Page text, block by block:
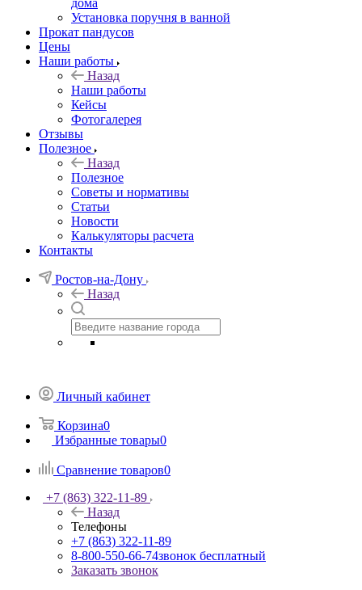
дома
Установка поручня в ванной
Прокат пандусов
Цены
Наши работы
Назад
Наши работы
Кейсы
Фотогалерея
Отзывы
Полезное
Назад
Полезное
Советы и нормативы
Статьи
Новости
Калькуляторы расчета
Контакты
Ростов-на-Дону
Назад
Личный кабинет
Корзина0
Избранные товары0
Сравнение товаров0
+7 (863) 322-11-89
Назад
Телефоны
+7 (863) 322-11-89
8-800-550-66-74звонок бесплатный
Заказать звонок